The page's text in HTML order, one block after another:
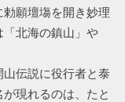
願壇塲を開き妙理
北海の鎮山」や
伝説に役行者と泰
現れるのは、たと